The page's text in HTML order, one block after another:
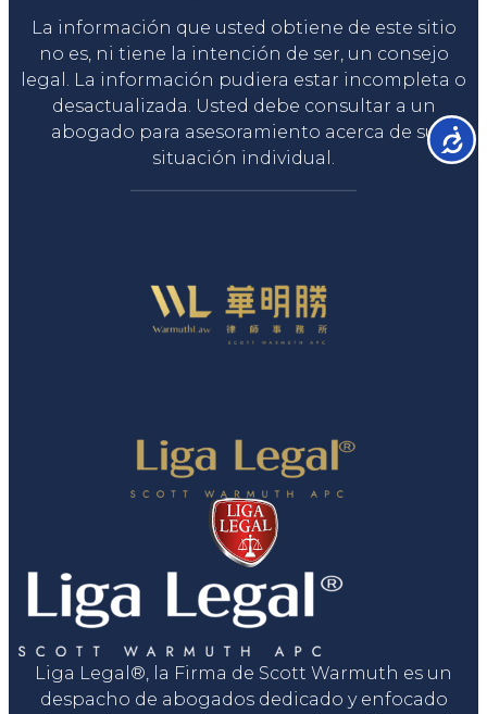
La información que usted obtiene de este sitio
no es, ni tiene la intención de ser, un consejo
legal. La información pudiera estar incompleta o
desactualizada. Usted debe consultar a un
abogado para asesoramiento acerca de su
situación individual.
Liga Legal®, la Firma de Scott Warmuth es un
despacho de abogados dedicado y enfocado